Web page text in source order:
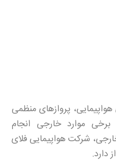
پروازهای منظمی
موارد خارجی انجام
شرکت هواپیمایی فلای
دارد.